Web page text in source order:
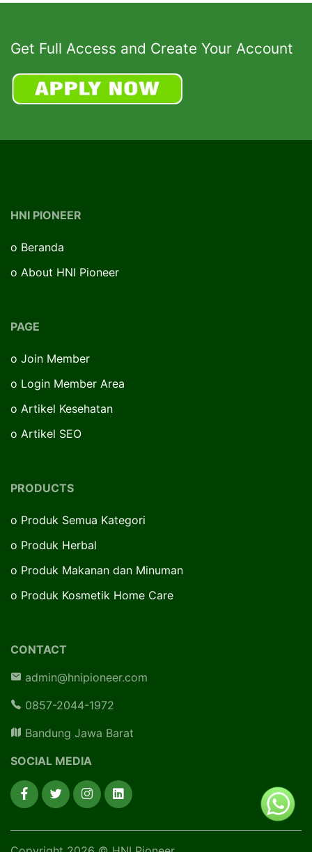
Get Full Access and Create Your Account
HNI PIONEER
o Beranda
o About HNI Pioneer
PAGE
o Join Member
o Login Member Area
o Artikel Kesehatan
o Artikel SEO
PRODUCTS
o Produk Semua Kategori
o Produk Herbal
o Produk Makanan dan Minuman
o Produk Kosmetik Home Care
CONTACT
admin@hnipioneer.com
0857-2044-1972
Bandung Jawa Barat
SOCIAL MEDIA